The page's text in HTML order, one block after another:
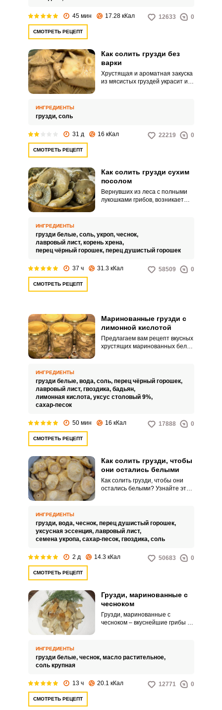
45 мин 17.28 кКал 12633 0
СМОТРЕТЬ РЕЦЕПТ
Как солить грузди без
варки
Хрустящая и ароматная закуска
из мясистых груздей украсит и
ИНГРЕДИЕНТЫ
грузди, соль
31 д 16 кКал 22219 0
СМОТРЕТЬ РЕЦЕПТ
Как солить грузди сухим
посолом
Вернувших из леса с полными
лукошками грибов, возникает
времени, но закуска того стоит.
ИНГРЕДИЕНТЫ
грузди белые, соль, укроп, чеснок,
лавровый лист, корень хрена,
перец чёрный горошек, перец душистый горошек
37 ч 31.3 кКал 58509 0
СМОТРЕТЬ РЕЦЕПТ
Маринованные грузди с
лимонной кислотой
Предлагаем вам рецепт вкусных
хрустящих маринованных белых
разнообразные специи: такие
как бадьян, гвоздика, черный
перец – они добавят грибам
пряный аромат, небольшое
кислинку.
ИНГРЕДИЕНТЫ
грузди белые, вода, соль, перец чёрный горошек,
лавровый лист, гвоздика, бадьян,
лимонная кислота, уксус столовый 9%,
сахар-песок
50 мин 16 кКал 17888 0
СМОТРЕТЬ РЕЦЕПТ
Как солить грузди, чтобы
они остались белыми
Как солить грузди, чтобы они
остались белыми? Узнайте это
Соленые грузди получаются
сочными и хрустящими.
ИНГРЕДИЕНТЫ
грузди, вода, чеснок, перец душистый горошек,
уксусная эссенция, лавровый лист,
семена укропа, сахар-песок, гвоздика, соль
2 д 14.3 кКал 50683 0
СМОТРЕТЬ РЕЦЕПТ
Грузди, маринованные с
чесноком
Грузди, маринованные с
чесноком – вкуснейшие грибы с
Ароматная закуска
замечательно украсит ваш
ИНГРЕДИЕНТЫ
грузди белые, чеснок, масло растительное,
соль крупная
13 ч 20.1 кКал 12771 0
СМОТРЕТЬ РЕЦЕПТ